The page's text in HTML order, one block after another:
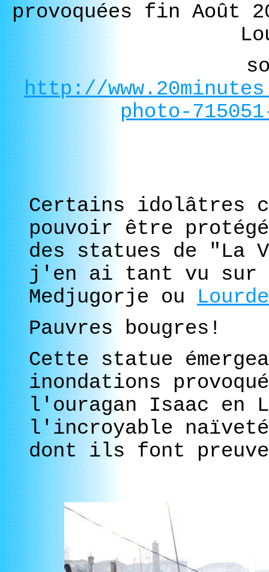
provoquées fin Août
http://
photo-
Certains idolâtres
pouvoir être
des statues de "La
j'en ai tant vu sur
Medjugorje ou
Pauvres bougres!
Cette statue
inondations
l'ouragan Isaac en
l'incroyable
dont ils font